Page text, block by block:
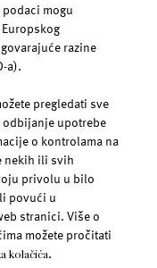
mogu
razine
a).
pregledati sve
upotrebe
o kontrolama na
nekih ili svih
privolu u bilo
povući u
stranici. Više o
možete pročitati
kolačića.